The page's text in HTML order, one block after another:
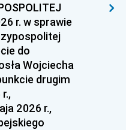
1952
1949
1937
r. w sprawie
do
Wojciecha
drugim
2026 r.,